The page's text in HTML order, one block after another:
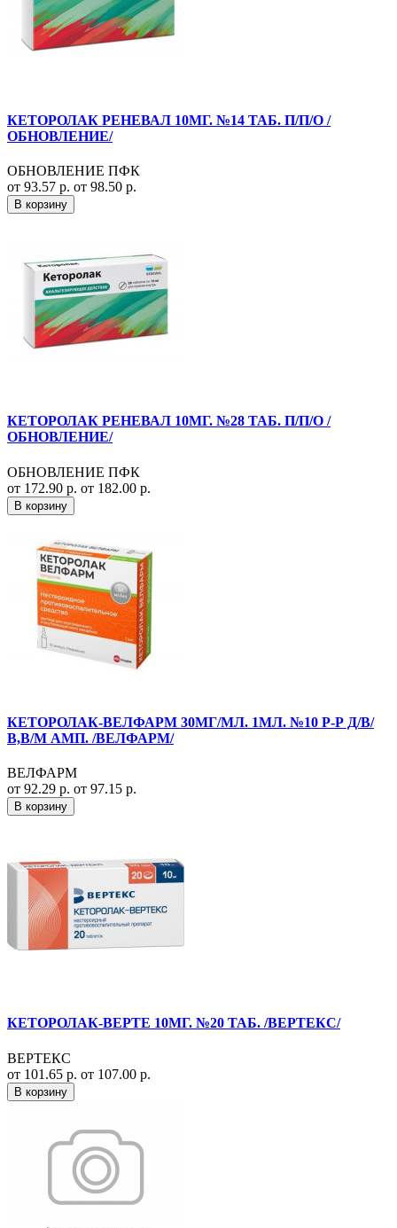
КЕТОРОЛАК РЕНЕВАЛ 10МГ. №14 ТАБ. П/П/О /
ОБНОВЛЕНИЕ/
ОБНОВЛЕНИЕ ПФК
от 93.57 р. от 98.50 р.
В корзину
КЕТОРОЛАК РЕНЕВАЛ 10МГ. №28 ТАБ. П/П/О /
ОБНОВЛЕНИЕ/
ОБНОВЛЕНИЕ ПФК
от 172.90 р. от 182.00 р.
В корзину
КЕТОРОЛАК-ВЕЛФАРМ 30МГ/МЛ. 1МЛ. №10 Р-Р Д/В/
В,В/М АМП. /ВЕЛФАРМ/
ВЕЛФАРМ
от 92.29 р. от 97.15 р.
В корзину
КЕТОРОЛАК-ВЕРТЕ 10МГ. №20 ТАБ. /ВЕРТЕКС/
ВЕРТЕКС
от 101.65 р. от 107.00 р.
В корзину